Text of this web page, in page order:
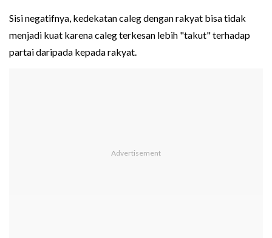
Sisi negatifnya, kedekatan caleg dengan rakyat bisa tidak
menjadi kuat karena caleg terkesan lebih "takut" terhadap
partai daripada kepada rakyat.